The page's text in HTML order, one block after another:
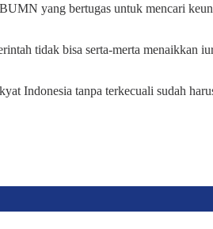
yang bertugas untuk mencari
tidak bisa serta-merta menaikkan
Indonesia tanpa terkecuali sudah